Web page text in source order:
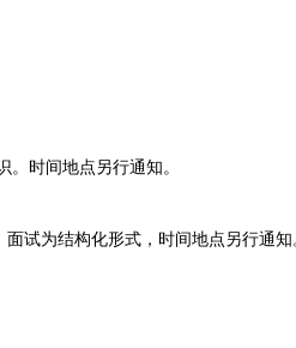
时间地点另行通知。
试为结构化形式，时间地点另行通知